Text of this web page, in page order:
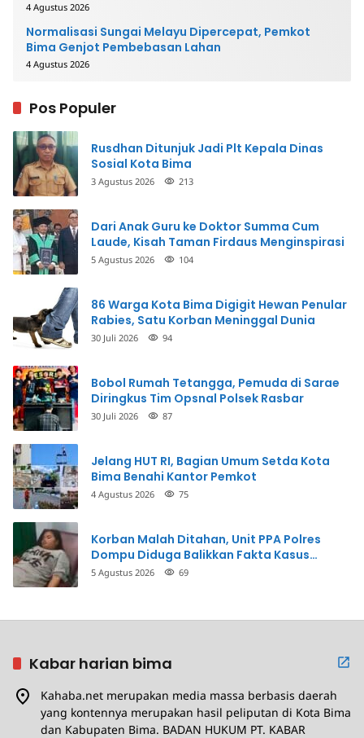
4 Agustus 2026
Normalisasi Sungai Melayu Dipercepat, Pemkot
Bima Genjot Pembebasan Lahan
4 Agustus 2026
Pos Populer
Rusdhan Ditunjuk Jadi Plt Kepala Dinas
Sosial Kota Bima
3 Agustus 2026 213
Dari Anak Guru ke Doktor Summa Cum
Laude, Kisah Taman Firdaus Menginspirasi
5 Agustus 2026 104
86 Warga Kota Bima Digigit Hewan Penular
Rabies, Satu Korban Meninggal Dunia
30 Juli 2026 94
Bobol Rumah Tetangga, Pemuda di Sarae
Diringkus Tim Opsnal Polsek Rasbar
30 Juli 2026 87
Jelang HUT RI, Bagian Umum Setda Kota
Bima Benahi Kantor Pemkot
4 Agustus 2026 75
Korban Malah Ditahan, Unit PPA Polres
Dompu Diduga Balikkan Fakta Kasus
Penganiayaan
5 Agustus 2026 69
Kabar harian bima
Kahaba.net merupakan media massa berbasis daerah
yang kontennya merupakan hasil peliputan di Kota Bima
dan Kabupaten Bima. BADAN HUKUM PT. KABAR